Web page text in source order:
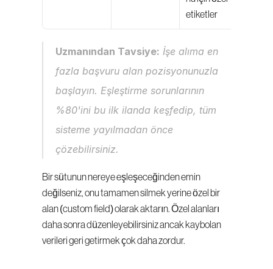
etiketler
Uzmanından Tavsiye: İşe alıma en
fazla başvuru alan pozisyonunuzla
başlayın. Eşleştirme sorunlarının
%80'ini bu ilk ilanda keşfedip, tüm
sisteme yayılmadan önce
çözebilirsiniz.
Bir sütunun nereye eşleşeceğinden emin
değilseniz, onu tamamen silmek yerine özel bir
alan (custom field) olarak aktarın. Özel alanları
daha sonra düzenleyebilirsiniz ancak kaybolan
verileri geri getirmek çok daha zordur.